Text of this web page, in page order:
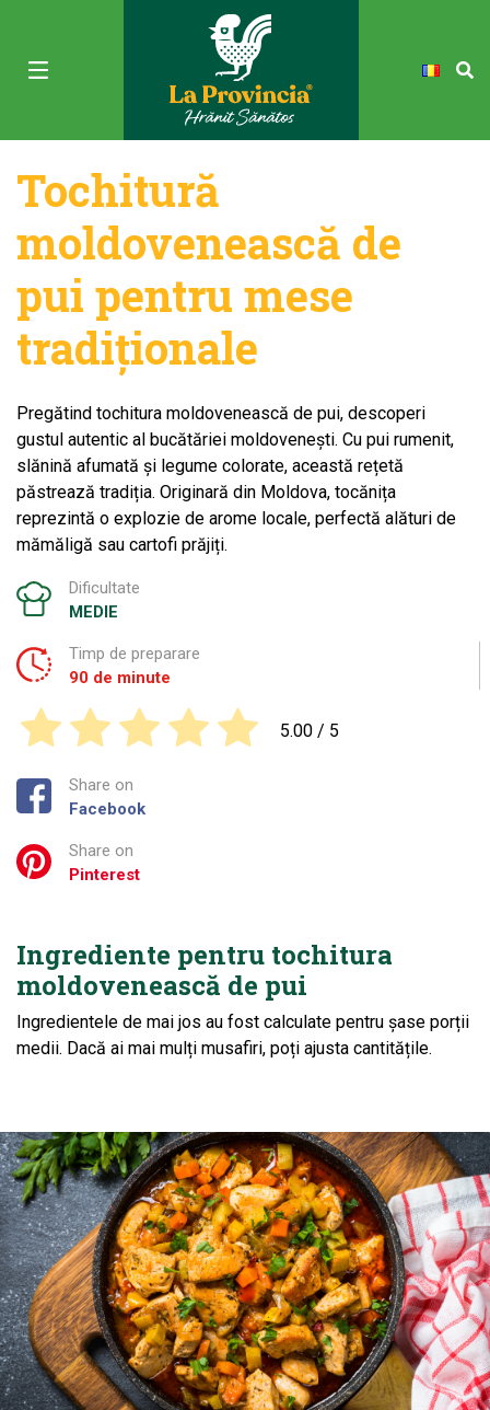
Tochitură
moldovenească de
pui pentru mese
tradiționale
Pregătind tochitura moldovenească de pui, descoperi
gustul autentic al bucătăriei moldovenești. Cu pui rumenit,
slănină afumată și legume colorate, această rețetă
păstrează tradiția. Originară din Moldova, tocănița
reprezintă o explozie de arome locale, perfectă alături de
mămăligă sau cartofi prăjiți.
Dificultate
MEDIE
Timp de preparare
90 de minute
5.00 / 5
Share on
Facebook
Share on
Pinterest
Ingrediente pentru tochitura
moldovenească de pui
Ingredientele de mai jos au fost calculate pentru șase porții
medii. Dacă ai mai mulți musafiri, poți ajusta cantitățile.